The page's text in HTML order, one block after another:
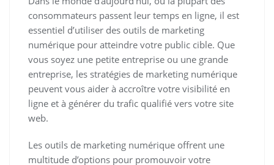
consommateurs passent leur temps en ligne, il est
essentiel d’utiliser des outils de marketing
numérique pour atteindre votre public cible. Que
vous soyez une petite entreprise ou une grande
entreprise, les stratégies de marketing numérique
peuvent vous aider à accroître votre visibilité en
ligne et à générer du trafic qualifié vers votre site
web.
Les outils de marketing numérique offrent une
multitude d’options pour promouvoir votre